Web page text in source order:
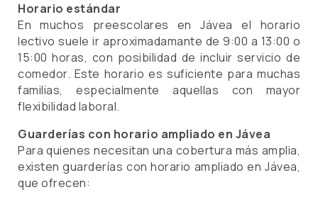
Horario estándar
En muchos preescolares en Jávea el horario
lectivo suele ir aproximadamante de 9:00 a 13:00 o
15:00 horas, con posibilidad de incluir servicio de
comedor. Este horario es suficiente para muchas
familias, especialmente aquellas con mayor
flexibilidad laboral.
Guarderías con horario ampliado en Jávea
Para quienes necesitan una cobertura más amplia,
existen guarderías con horario ampliado en Jávea,
que ofrecen: